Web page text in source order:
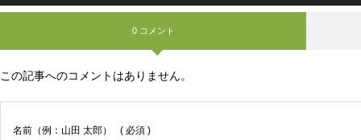
0 コメント
この記事へのコメントはありません。
名前（例：山田 太郎） ( 必須 )